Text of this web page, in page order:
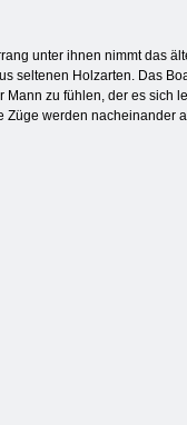
unter ihnen nimmt das
seltenen Holzarten. Das
zu fühlen, der es sich
werden